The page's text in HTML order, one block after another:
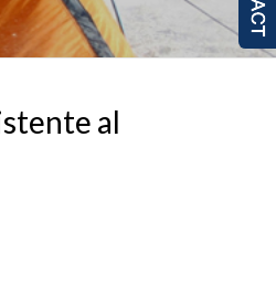
al